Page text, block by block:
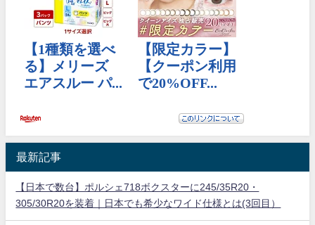
最新記事
【日本で数台】ポルシェ718ボクスターに245/35R20・
305/30R20を装着｜日本でも希少なワイド仕様とは(3回目）